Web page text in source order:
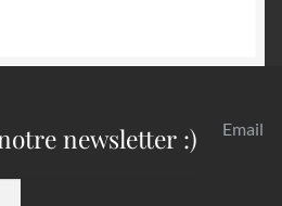
newsletter :) Email